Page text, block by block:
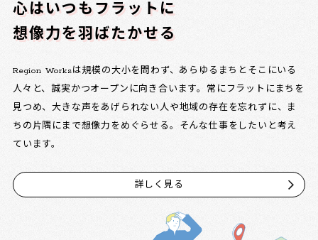
心はいつもフラットに
想像力を羽ばたかせる
Region Worksは規模の大小を問わず、あらゆるまちとそこにいる
人々と、誠実かつオープンに向き合います。常にフラットにまちを
見つめ、大きな声をあげられない人や地域の存在を忘れずに、ま
ちの片隅にまで想像力をめぐらせる。そんな仕事をしたいと考え
ています。
詳しく見る